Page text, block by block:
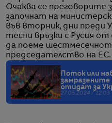
Очаква се преговорите
започнат на
във вторник, дни преди
тесни връзки с Русия от
да поеме
председателство на ЕС.
Поток или
замразените
отидат за
27.05.2024 / 12:03